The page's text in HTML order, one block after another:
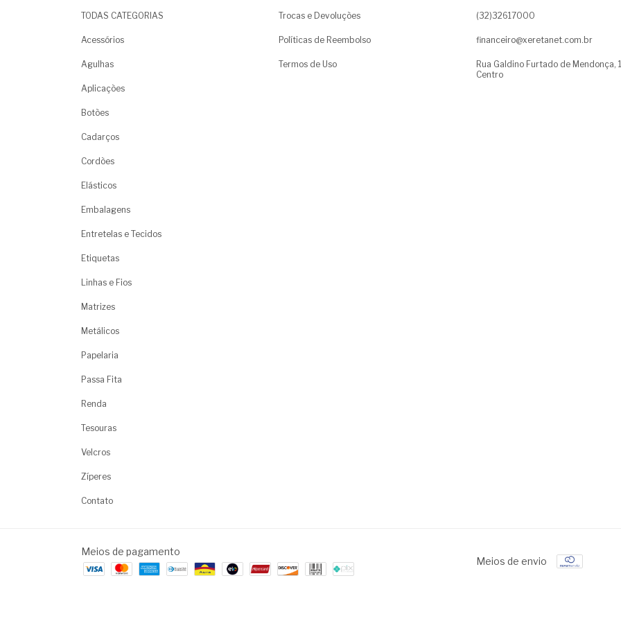
TODAS CATEGORIAS
Acessórios
Agulhas
Aplicações
Botões
Cadarços
Cordões
Elásticos
Embalagens
Entretelas e Tecidos
Etiquetas
Linhas e Fios
Matrizes
Metálicos
Papelaria
Passa Fita
Renda
Tesouras
Velcros
Zíperes
Contato
Trocas e Devoluções
Políticas de Reembolso
Termos de Uso
(32)32617000
financeiro@xeretanet.com.br
Rua Galdino Furtado de Mendonça,
Centro
Meios de pagamento
Meios de envio